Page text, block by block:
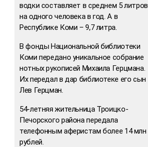
водки составляет в среднем 5 литров
на одного человека в год. А в
Республике Коми – 9,7 литра.
В фонды Национальной библиотеки
Коми передано уникальное собрание
нотных рукописей Михаила Герцмана.
Их передал в дар библиотеке его сын
Лев Герцман.
54-летняя жительница Троицко-
Печорского района передала
телефонным аферистам более 14 млн
рублей.